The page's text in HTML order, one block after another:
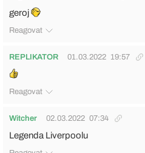
geroj
Reagovat
REPLIKATOR 01.03.2022 19:57
Reagovat
Witcher 02.03.2022 07:34
Legenda Liverpoolu